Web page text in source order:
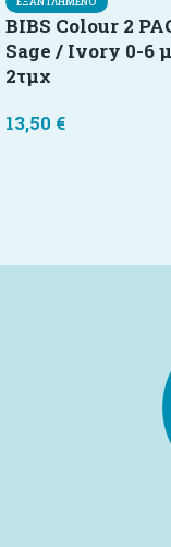
BIBS Colour 2
Sage / Ivory 0-6
2τμχ
13,50 €